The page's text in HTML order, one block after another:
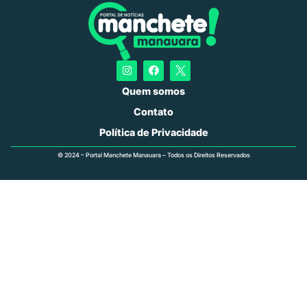
Quem somos
Contato
Política de Privacidade
© 2024 – Portal Manchete Manauara – Todos os Direitos Reservados